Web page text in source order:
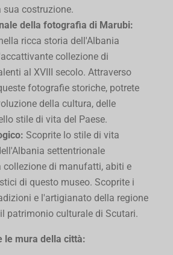
costruzione.
della fotografia di Marubi:
ricca storia dell'Albania
collezione di
al XVIII secolo. Attraverso
fotografie storiche, potrete
della cultura, delle
stile di vita del Paese.
Scoprite lo stile di vita
settentrionale
collezione di manufatti, abiti e
di questo museo. Scoprite i
e l'artigianato della regione
patrimonio culturale di Scutari.
le mura della città: